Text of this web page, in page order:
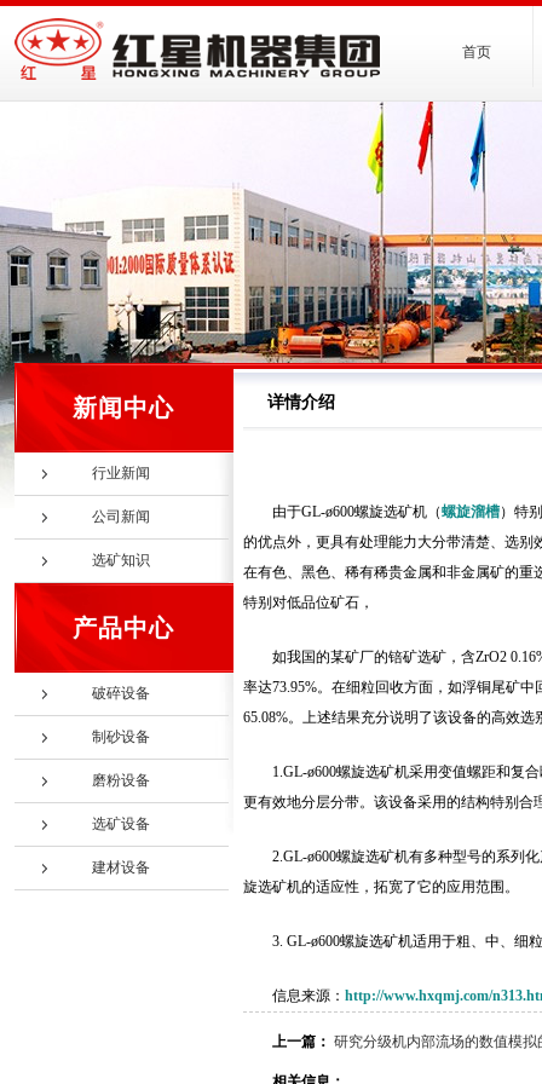
首页
新闻中心
行业新闻
公司新闻
选矿知识
产品中心
破碎设备
制砂设备
磨粉设备
选矿设备
建材设备
详情介绍
由于GL-ø600螺旋选矿机（螺旋溜槽）特
的优点外，更具有处理能力大分带清楚、选
在有色、黑色、稀有稀贵金属和非金属矿的重
特别对低品位矿石，
如我国的某矿厂的锫矿选矿，含ZrO2
率达73.95%。在细粒回收方面，如浮铜尾矿中
65.08%。上述结果充分说明了该设备的高效
1.GL-ø600螺旋选矿机采用变值螺距和复
更有效地分层分带。该设备采用的结构特别合
2.GL-ø600螺旋选矿机有多种型号的系列
旋选矿机的适应性，拓宽了它的应用范围。
3. GL-ø600螺旋选矿机适用于粗、中、细
信息来源： http://www.hxqmj.com/
上一篇： 研究分级机内部流场的数值模拟